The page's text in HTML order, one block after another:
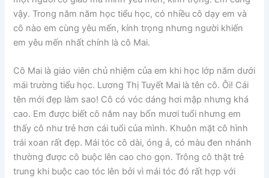
vậy. Trong năm năm học tiểu học, có nhiều cô dạy em và
cô nào em cùng yêu mến, kính trọng nhưng người khiến
em yêu mến nhất chính là cô Mai.
Cô Mai là giáo viên chủ nhiệm của em khi học lớp năm dưới
mái trường tiểu học. Lương Thị Tuyết Mai là tên cô. Ôi! Cái
tên mới đẹp làm sao! Cô có vóc dáng hơi mập nhưng khá
cao. Em được biết cô năm nay bốn mươi tuổi nhưng em
thấy cô như trẻ hơn cái tuổi của mình. Khuôn mặt cô hình
trái xoan rất đẹp. Mái tóc cô dài, óng ả, có màu đen nhánh
thường được cô buộc lên cao cho gọn. Trông cô thật trẻ
trung khi buộc cao tóc lên bởi vì mái tóc đó rất hợp với